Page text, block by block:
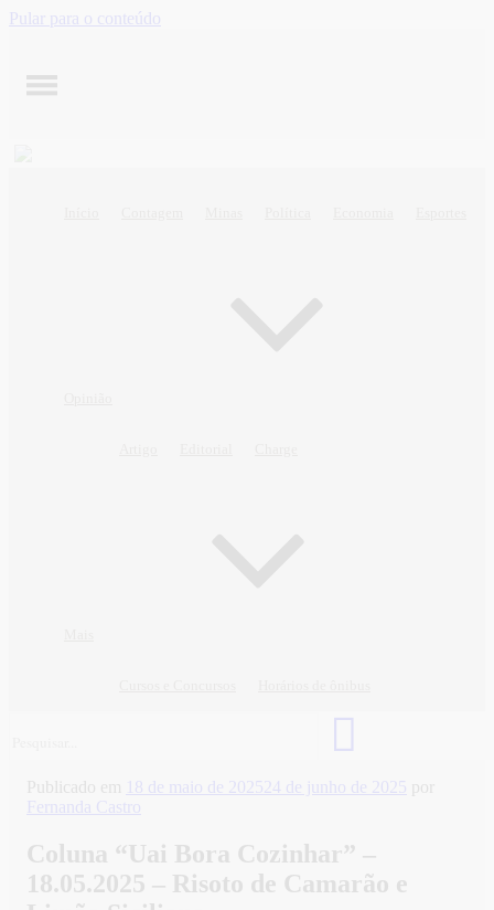
Pular para o conteúdo
Publicado em 18 de maio de 2025 24 de junho de 2025 por
Fernanda Castro
Coluna “Uai Bora Cozinhar” –
18.05.2025 – Risoto de Camarão e